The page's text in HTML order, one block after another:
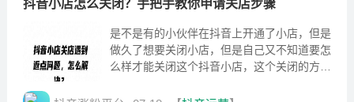
抖音小店怎么关闭？手把手教你申请关店步骤
是不是有的小伙伴在抖音上开通了小店，但是
做久了想要关闭小店，但是自己又不知道要怎
么样才能关闭这个抖音小店，这个关闭的方法